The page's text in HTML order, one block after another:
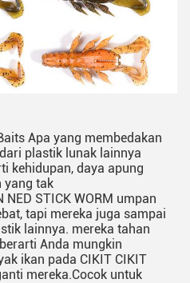
Apa yang membedakan
plastik lunak lainnya
kehidupan, daya apung
yang tak
STICK WORM umpan
tapi mereka juga sampai
lainnya. mereka tahan
Anda mungkin
ikan pada CIKIT CIKIT
mereka.Cocok untuk